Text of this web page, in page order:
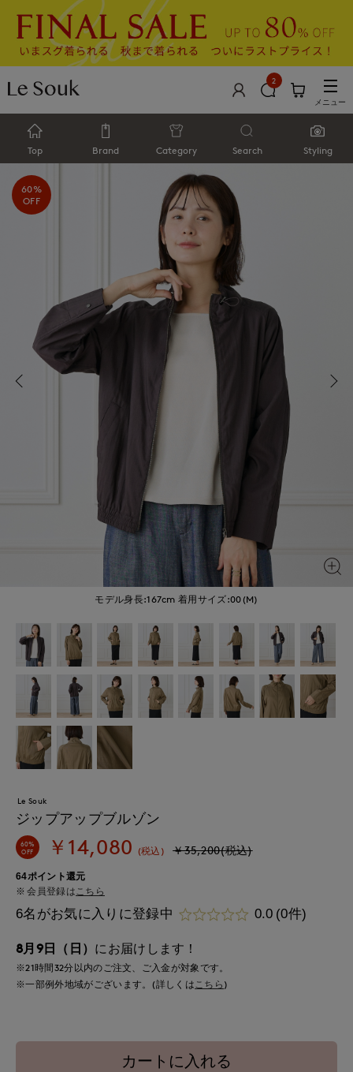
2
メニュー
Top Brand Category Search Styling
モデル身長:167cm 着用サイズ:00(M)
60%
OFF
Le Souk
ジップアップブルゾン
60%
OFF
￥14,080 (税込) ￥35,200(税込)
64ポイント還元
会員登録は こちら
6名がお気に入りに登録中 0.0 (0件)
8月9日（日） にお届けします！
※21時間32分以内のご注文、ご入金が対象です。
※一部例外地域がございます。(詳しくはこちら )
カートに入れる